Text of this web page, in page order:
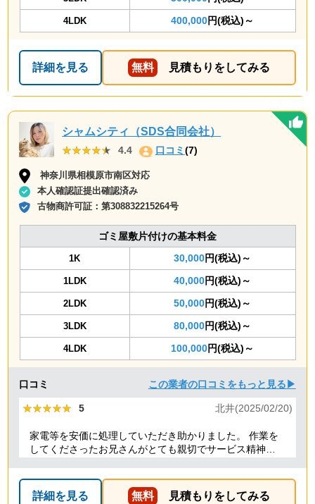
4LDK 400,000円(税込)～
詳細を見る 無料 見積もりをしてみる
シャムシティ（SDS合同会社）
★★★★★
★★★★★ 4.4 口コミ(7)
神奈川県相模原市南区対応
本人確認証提出確認済み
古物商許可証：第308832215264号
ゴミ屋敷片付けの基本料金
1K 30,000円(税込)～
1LDK 40,000円(税込)～
2LDK 50,000円(税込)～
3LDK 80,000円(税込)～
4LDK 100,000円(税込)～
口コミ この業者の口コミをもっと見る▶
★★★★★
★★★★★ 5 北井(2025/02/20)
家電等を安価に処理していただき助かりました。 作業を
してくださったお兄さんがとても親切でサービス精神溢
詳細を見る 無料 見積もりをしてみる